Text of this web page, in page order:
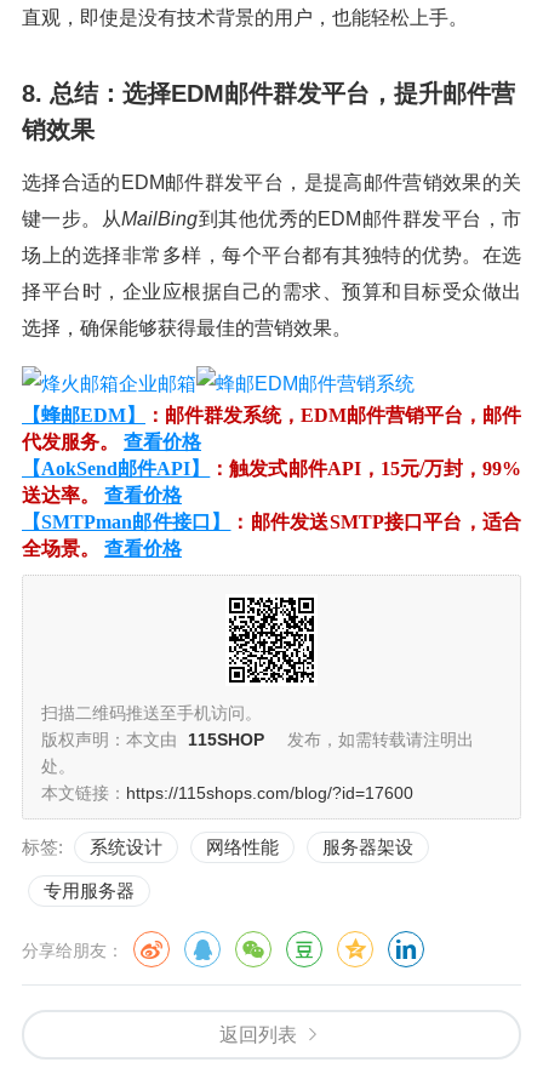
直观，即使是没有技术背景的用户，也能轻松上手。
8. 总结：选择EDM邮件群发平台，提升邮件营
销效果
选择合适的EDM邮件群发平台，是提高邮件营销效果的关
键一步。从MailBing到其他优秀的EDM邮件群发平台，市
场上的选择非常多样，每个平台都有其独特的优势。在选
择平台时，企业应根据自己的需求、预算和目标受众做出
选择，确保能够获得最佳的营销效果。
【蜂邮EDM】
：邮件群发系统，EDM邮件营销平台，邮件
代发服务。 查看价格
【AokSend邮件API】
：触发式邮件API，15元/万封，99%
送达率。 查看价格
【SMTPman邮件接口】
：邮件发送SMTP接口平台，适合
全场景。 查看价格
扫描二维码推送至手机访问。
版权声明：本文由
115SHOP
发布，如需转载请注明出
处。
本文链接： https://115shops.com/blog/?id=17600
标签: 系统设计 网络性能 服务器架设
专用服务器
分享给朋友：
返回列表